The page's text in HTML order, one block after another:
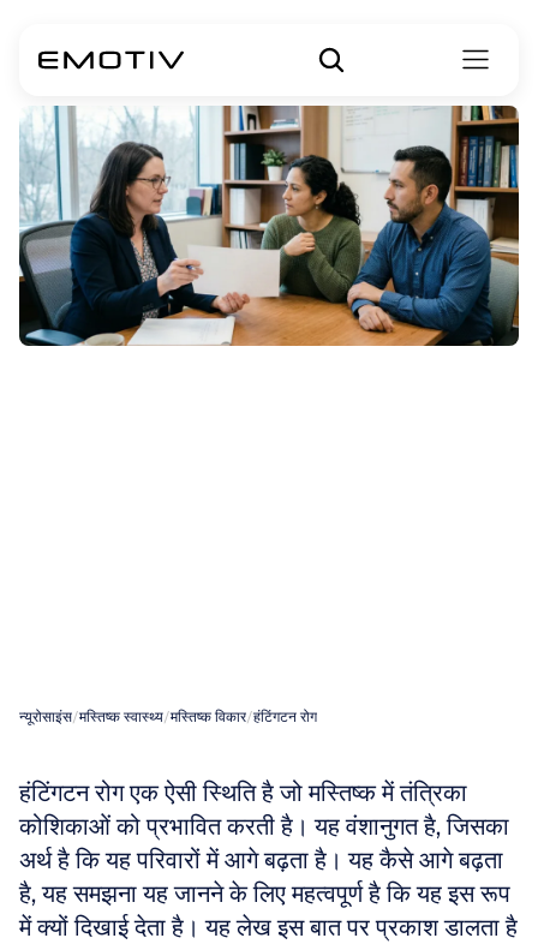
न्यूरोसाइंस/मस्तिष्क स्वास्थ्य/मस्तिष्क विकार/हंटिंगटन रोग
हंटिंगटन रोग एक ऐसी स्थिति है जो मस्तिष्क में तंत्रिका
कोशिकाओं को प्रभावित करती है। यह वंशानुगत है, जिसका
अर्थ है कि यह परिवारों में आगे बढ़ता है। यह कैसे आगे बढ़ता
है, यह समझना यह जानने के लिए महत्वपूर्ण है कि यह इस रूप
में क्यों दिखाई देता है। यह लेख इस बात पर प्रकाश डालता है